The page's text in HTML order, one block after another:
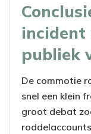
publiek
De commotie
snel een klein
groot debat